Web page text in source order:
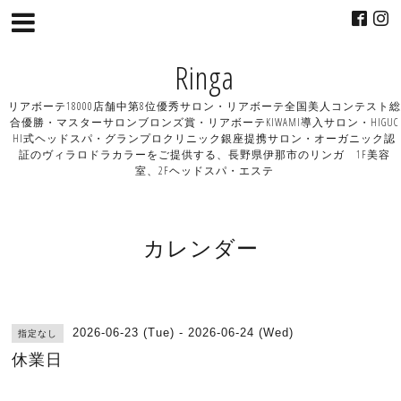
Ringa
リアボーテ18000店舗中第8位優秀サロン・リアボーテ全国美人コンテスト総
合優勝・マスターサロンブロンズ賞・リアボーテKIWAMI導入サロン・HIGUC
HI式ヘッドスパ・グランプロクリニック銀座提携サロン・オーガニック認
証のヴィラロドラカラーをご提供する、長野県伊那市のリンガ 1F美容
室、2Fヘッドスパ・エステ
カレンダー
指定なし 2026-06-23 (Tue) - 2026-06-24 (Wed)
休業日